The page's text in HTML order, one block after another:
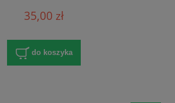
35,00 zł
do koszyka